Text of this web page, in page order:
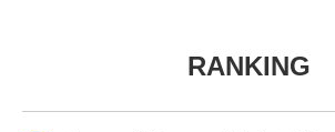
LIFE ENDING JOURNAL
RANKING